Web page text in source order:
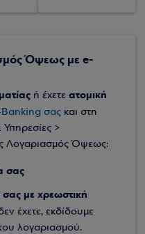
Όψεως με e-
ή έχετε ατομική
Banking σας και στη
Υπηρεσίες >
Λογαριασμός Όψεως:
σας
με χρεωστική
έχετε, εκδίδουμε
λογαριασμού.